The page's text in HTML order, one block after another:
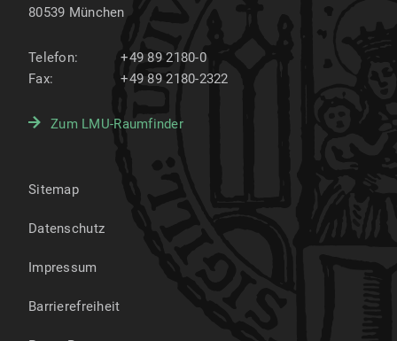
80539 München
Telefon:
+49 89 2180-0
Fax:
+49 89 2180-2322
Zum LMU-Raumfinder
Sitemap
Datenschutz
Impressum
Barrierefreiheit